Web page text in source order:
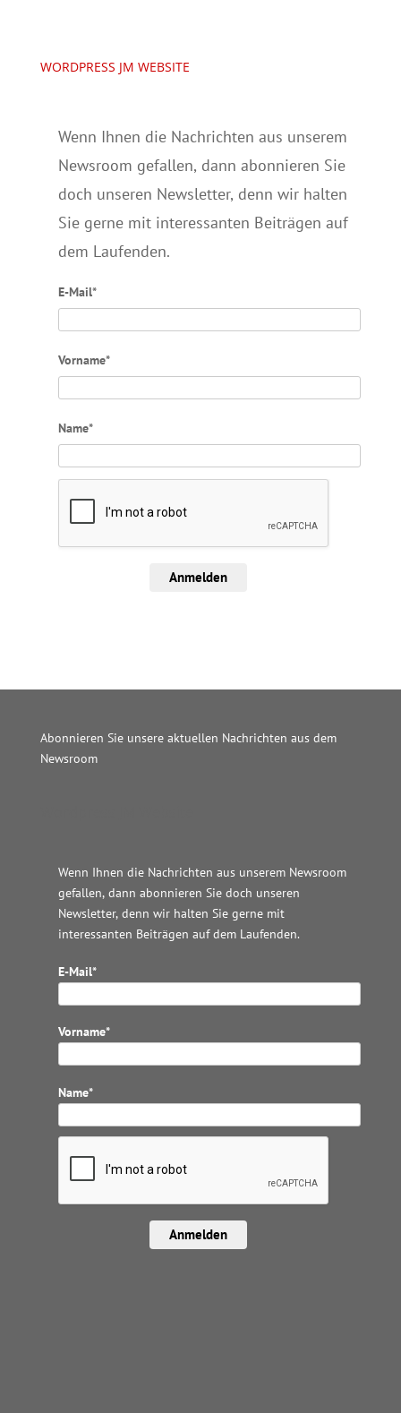
WORDPRESS JM WEBSITE
Wenn Ihnen die Nachrichten aus unserem
Newsroom gefallen, dann abonnieren Sie
doch unseren Newsletter, denn wir halten
Sie gerne mit interessanten Beiträgen auf
dem Laufenden.
E-Mail*
Vorname*
Name*
Anmelden
Abonnieren Sie unsere aktuellen Nachrichten aus dem
Newsroom
Wenn Ihnen die Nachrichten aus unserem Newsroom
gefallen, dann abonnieren Sie doch unseren
Newsletter, denn wir halten Sie gerne mit
interessanten Beiträgen auf dem Laufenden.
E-Mail*
Vorname*
Name*
Anmelden